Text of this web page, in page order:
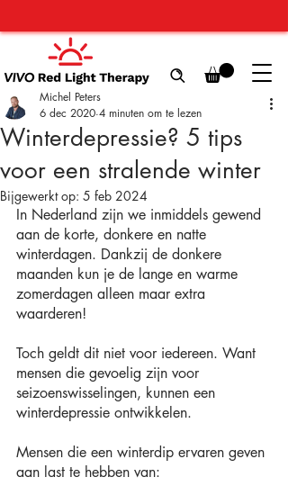
Winterdepressie? 5 tips
voor een stralende winter
Michel Peters
6 dec 2020 4 minuten om te lezen
Bijgewerkt op: 5 feb 2024
In Nederland zijn we inmiddels gewend
aan de korte, donkere en natte
winterdagen. Dankzij de donkere
maanden kun je de lange en warme
zomerdagen alleen maar extra
waarderen!
Toch geldt dit niet voor iedereen. Want
mensen die gevoelig zijn voor
seizoenswisselingen, kunnen een
winterdepressie ontwikkelen.
Mensen die een winterdip ervaren geven
aan last te hebben van: